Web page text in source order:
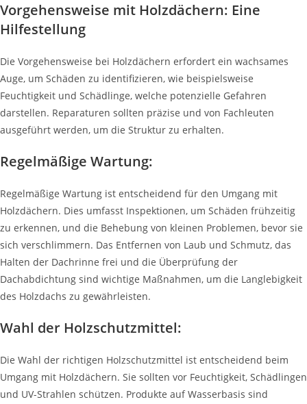
Vorgehensweise mit Holzdächern: Eine
Hilfestellung
Die Vorgehensweise bei Holzdächern erfordert ein wachsames
Auge, um Schäden zu identifizieren, wie beispielsweise
Feuchtigkeit und Schädlinge, welche potenzielle Gefahren
darstellen. Reparaturen sollten präzise und von Fachleuten
ausgeführt werden, um die Struktur zu erhalten.
Regelmäßige Wartung:
Regelmäßige Wartung ist entscheidend für den Umgang mit
Holzdächern. Dies umfasst Inspektionen, um Schäden frühzeitig
zu erkennen, und die Behebung von kleinen Problemen, bevor sie
sich verschlimmern. Das Entfernen von Laub und Schmutz, das
Halten der Dachrinne frei und die Überprüfung der
Dachabdichtung sind wichtige Maßnahmen, um die Langlebigkeit
des Holzdachs zu gewährleisten.
Wahl der Holzschutzmittel:
Die Wahl der richtigen Holzschutzmittel ist entscheidend beim
Umgang mit Holzdächern. Sie sollten vor Feuchtigkeit, Schädlingen
und UV-Strahlen schützen. Produkte auf Wasserbasis sind